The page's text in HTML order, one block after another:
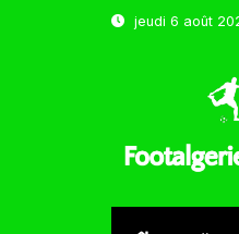
jeudi 6 août
طموحاته مع المنتخب و شباب